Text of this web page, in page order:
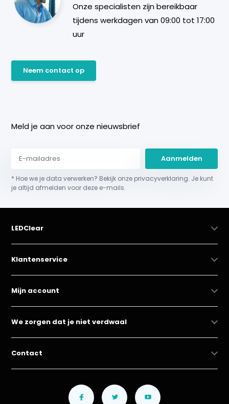
Onze specialisten zijn bereikbaar
tijdens werkdagen van 09:00 tot 17:00
uur
Neem contact op
Meld je aan voor onze nieuwsbrief
Aanmelden
* Hoe we je data verwerken? Bekijk onze privacyverklaring. Je kunt
je altijd afmelden voor deze e-mails.
LEDClear
Klantenservice
Mijn account
We zorgen dat je niet verdwaal
Contact